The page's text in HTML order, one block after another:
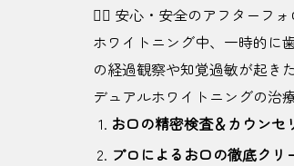
👩‍⚕️ 安心・安全のアフターフォ
ホワイトニング中、一時的に
の経過観察や知覚過敏が起き
デュアルホワイトニングの治
お口の精密検査＆カウンセ
プロによるお口の徹底クリ